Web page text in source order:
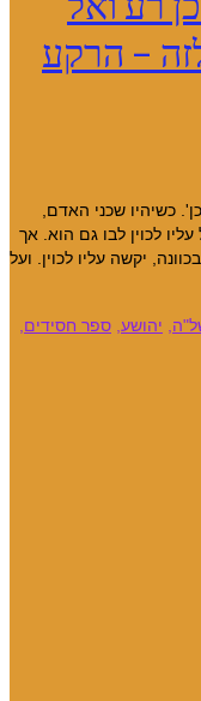
– הרקע
כשיהיו שכני האדם,
לכוין לבו גם הוא. אך
יקשה עליו לכוין. ועל
, יהושע, ספר חסידים,